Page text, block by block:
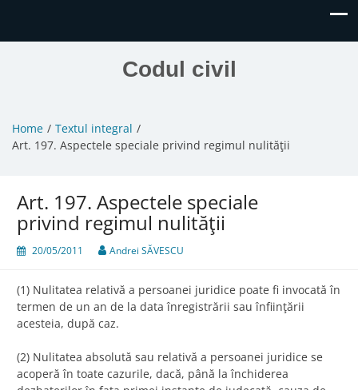
Codul civil
Home
Textul integral
Art. 197. Aspectele speciale privind regimul nulităţii
Art. 197. Aspectele speciale
privind regimul nulităţii
20/05/2011 Andrei SĂVESCU
(1) Nulitatea relativă a persoanei juridice poate fi invocată în
termen de un an de la data înregistrării sau înfiinţării
acesteia, după caz.
(2) Nulitatea absolută sau relativă a persoanei juridice se
acoperă în toate cazurile, dacă, până la închiderea